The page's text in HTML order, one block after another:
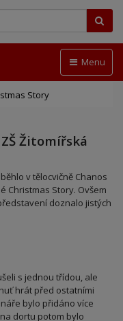
Menu
Story
Žitomířská
v tělocvičně Chanos
Christmas Story. Ovšem
doznalo jistých
s jednou třídou, ale
hrát před ostatními
bylo přidáno více
dortu potom bylo